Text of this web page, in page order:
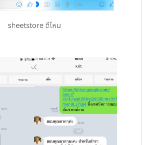
sheetstore ดีไหม